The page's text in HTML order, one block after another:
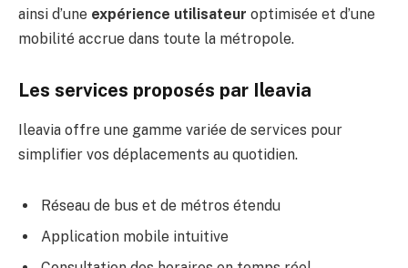
ainsi d’une expérience utilisateur optimisée et d’une
mobilité accrue dans toute la métropole.
Les services proposés par Ileavia
Ileavia offre une gamme variée de services pour
simplifier vos déplacements au quotidien.
Réseau de bus et de métros étendu
Application mobile intuitive